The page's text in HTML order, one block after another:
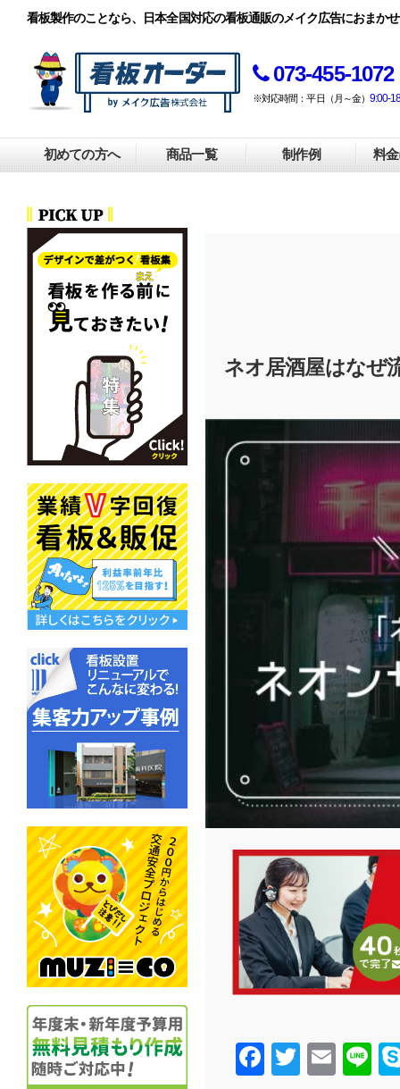
看板製作のことなら、日本全国対応の看板通販のメイク広告におまか
073-455-1072
※対応時間：平日（月～金） 9:00-
初めての方へ 商品一覧 制作例 料
ネオ居酒屋はなぜ
FacebookTwitter Email Line